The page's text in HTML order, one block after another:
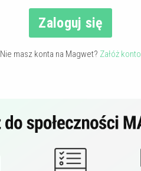
Zaloguj się
Nie masz konta na Magwet? Załóż konto